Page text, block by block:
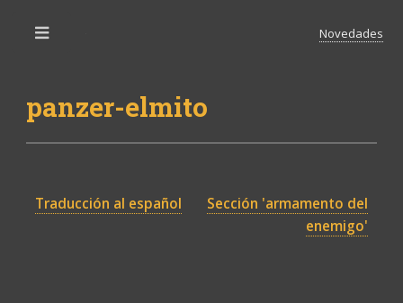
panzer-elmito
Novedades
Traducción al español
Sección 'armamento del
enemigo'